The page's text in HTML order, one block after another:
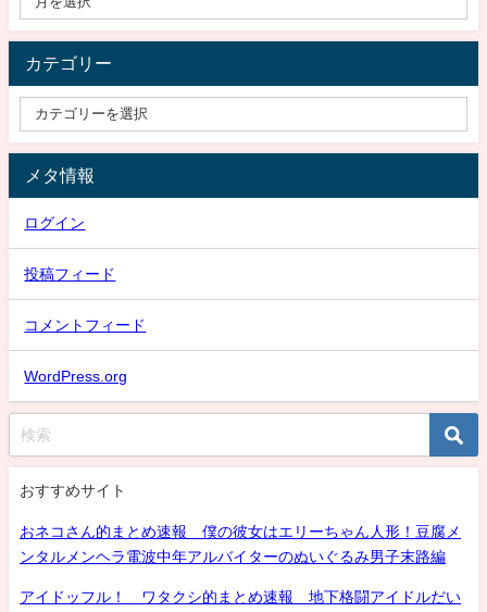
カテゴリー
メタ情報
ログイン
投稿フィード
コメントフィード
WordPress.org
おすすめサイト
おネコさん的まとめ速報 僕の彼女はエリーちゃん人形！豆腐メ
ンタルメンヘラ電波中年アルバイターのぬいぐるみ男子末路編
アイドッフル！ ワタクシ的まとめ速報 地下格闘アイドルだい